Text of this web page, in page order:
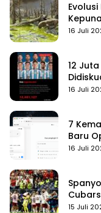
16 Juli
12
16 Juli
7
Baru
16 Juli
15 Juli